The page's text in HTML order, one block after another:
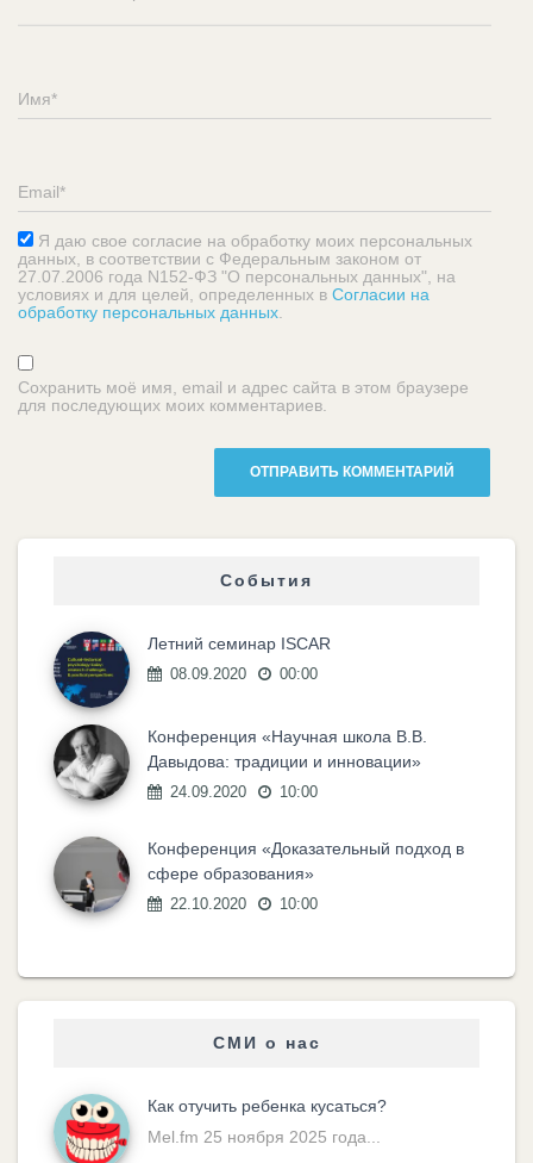
Я даю свое согласие на обработку моих персональных
данных, в соответствии с Федеральным законом от
27.07.2006 года N152-ФЗ "О персональных данных", на
условиях и для целей, определенных в Согласии на
обработку персональных данных
Сохранить моё имя, email и адрес сайта в этом браузере
для последующих моих комментариев.
События
Летний семинар ISCAR
08.09.2020 00:00
Конференция «Научная школа В.В.
Давыдова: традиции и инновации»
24.09.2020 10:00
Конференция «Доказательный подход в
сфере образования»
22.10.2020 10:00
СМИ о нас
Как отучить ребенка кусаться?
Mel.fm 25 ноября 2025 года...